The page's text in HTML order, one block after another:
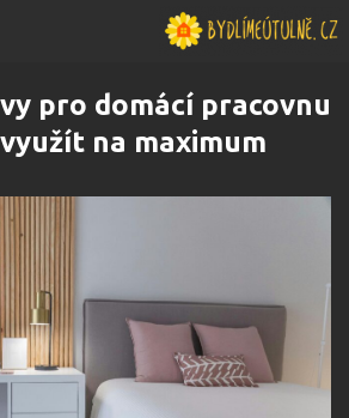
pro domácí pracovnu
na maximum